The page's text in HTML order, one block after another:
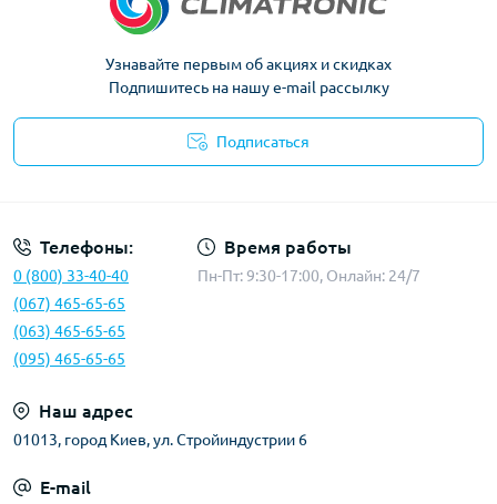
Узнавайте первым об акциях и скидках
Подпишитесь на нашу e-mail рассылку
Подписаться
Телефоны:
0 (800) 33-40-40
(067) 465-65-65
(063) 465-65-65
(095) 465-65-65
Время работы
Пн-Пт: 9:30-17:00, Онлайн: 24/7
Наш адрес
01013, город Киев, ул. Стройиндустрии 6
E-mail